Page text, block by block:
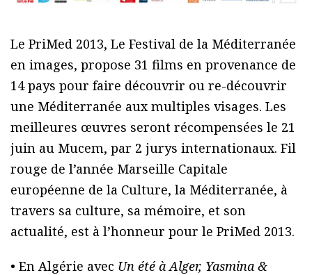
Le PriMed 2013, Le Festival de la Méditerranée
en images, propose 31 films en provenance de
14 pays pour faire découvrir ou re-découvrir
une Méditerranée aux multiples visages. Les
meilleures œuvres seront récompensées le 21
juin au Mucem, par 2 jurys internationaux. Fil
rouge de l’année Marseille Capitale
européenne de la Culture, la Méditerranée, à
travers sa culture, sa mémoire, et son
actualité, est à l’honneur pour le PriMed 2013.
• En Algérie avec Un été à Alger, Yasmina &